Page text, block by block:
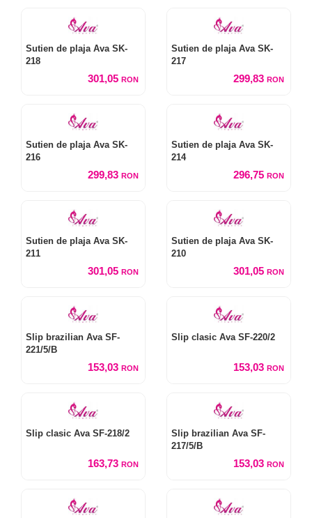
Sutien de plaja Ava SK-
218
301,05 RON
Sutien de plaja Ava SK-
217
299,83 RON
Sutien de plaja Ava SK-
216
299,83 RON
Sutien de plaja Ava SK-
214
296,75 RON
Sutien de plaja Ava SK-
211
301,05 RON
Sutien de plaja Ava SK-
210
301,05 RON
Slip brazilian Ava SF-
221/5/B
153,03 RON
Slip clasic Ava SF-220/2
153,03 RON
Slip clasic Ava SF-218/2
163,73 RON
Slip brazilian Ava SF-
217/5/B
153,03 RON